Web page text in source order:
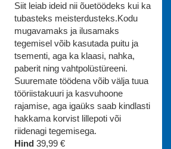
Siit leiab ideid nii õuetöödeks kui ka
tubasteks meisterdusteks.Kodu
mugavamaks ja ilusamaks
tegemisel võib kasutada puitu ja
tsementi, aga ka klaasi, nahka,
paberit ning vahtpolüstüreeni.
Suuremate töödena võib välja tuua
tööriistakuuri ja kasvuhoone
rajamise, aga igaüks saab kindlasti
hakkama korvist lillepoti või
riidenagi tegemisega.
Hind 39,99 €